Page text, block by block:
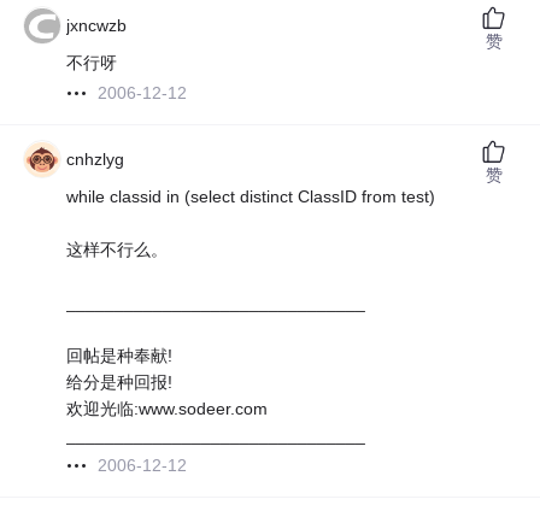
jxncwzb
不行呀
2006-12-12
赞
cnhzlyg
while classid in (select distinct ClassID from test)
这样不行么。
回帖是种奉献!
给分是种回报!
欢迎光临:www.sodeer.com
2006-12-12
赞